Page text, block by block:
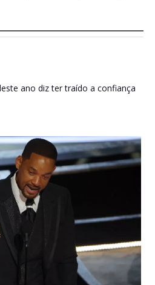
ano diz ter traído a confiança